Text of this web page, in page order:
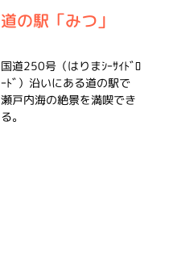
道の駅「みつ」
国道250号（はりまｼｰｻｲﾄﾞﾛ
ｰﾄﾞ）沿いにある道の駅で
瀬戸内海の絶景を満喫でき
る。